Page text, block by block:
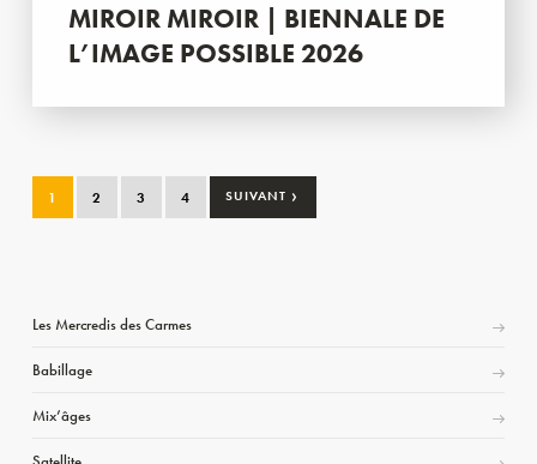
MIROIR MIROIR | BIENNALE DE
L’IMAGE POSSIBLE 2026
1 2 3 4 SUIVANT ›
Les Mercredis des Carmes
Babillage
Mix’âges